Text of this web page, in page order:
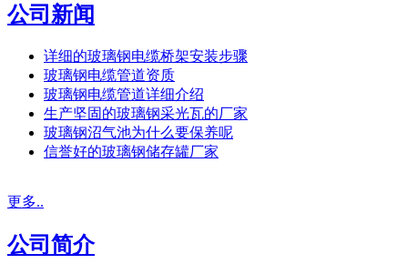
公司新闻
详细的玻璃钢电缆桥架安装步骤
玻璃钢电缆管道资质
玻璃钢电缆管道详细介绍
生产坚固的玻璃钢采光瓦的厂家
玻璃钢沼气池为什么要保养呢
信誉好的玻璃钢储存罐厂家
更多..
公司简介